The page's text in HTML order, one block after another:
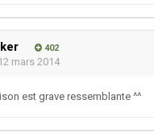
402
mars 2014
est grave ressemblante ^^